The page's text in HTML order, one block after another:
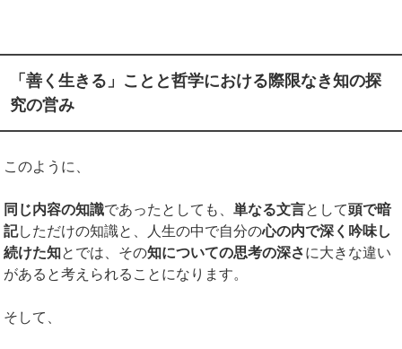
「善く生きる」ことと哲学における際限なき知の探
究の営み
このように、
同じ内容の知識であったとしても、単なる文言として頭で暗
記しただけの知識と、人生の中で自分の心の内で深く吟味し
続けた知 とでは、その知についての思考の深さに大きな違い
があると考えられることになります。
そして、